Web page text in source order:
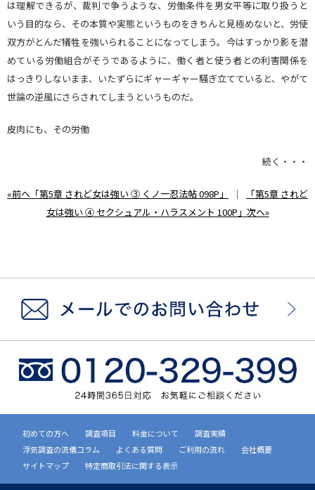
は理解できるが、裁判で争うような、労働条件を男女平等に取り扱うと
いう目的なら、その本質や実態というものをきちんと見極めないと、労使
双方がとんだ犠牲を強いられることになってしまう。今はすっかり影を潜
めている労働組合がそうであるように、働く者と使う者との利害関係を
はっきりしないまま、いたずらにギャーギャー騒ぎ立てていると、やがて
世論の逆風にさらされてしまうというものだ。
皮肉にも、その労働
続く・・・
«前へ「第5章 されど女は強い ③ くノ一忍法帖 098P」 ｜
「第5章 されど
女は強い ④ セクシュアル・ハラスメント 100P」次へ»
初めての方へ 調査項目 料金について
調査実績
浮気調査の流儀コラム
よくある質問 ご利用の流れ
会社概要
サイトマップ
特定商取引法に関する表示